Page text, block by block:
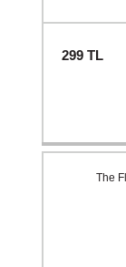
299 TL
The